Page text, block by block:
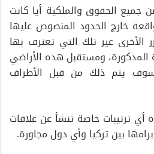
جميع الحقوق والملكية أيا كانت
خارج الحدود المنصوص عليها
غير تلك التي تعترف بها
ومستقبل هذه الأراضي
سوف يتم ذلك من قبل الأطراف
ترتيبات خاصة تنشأ عن علاقات
بين تركيا وأي دول مجاورة.